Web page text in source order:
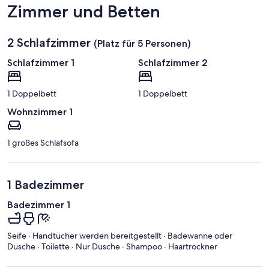
Zimmer und Betten
2 Schlafzimmer (Platz für 5 Personen)
Schlafzimmer 1
1 Doppelbett
Schlafzimmer 2
1 Doppelbett
Wohnzimmer 1
1 großes Schlafsofa
1 Badezimmer
Badezimmer 1
Seife · Handtücher werden bereitgestellt · Badewanne oder
Dusche · Toilette · Nur Dusche · Shampoo · Haartrockner